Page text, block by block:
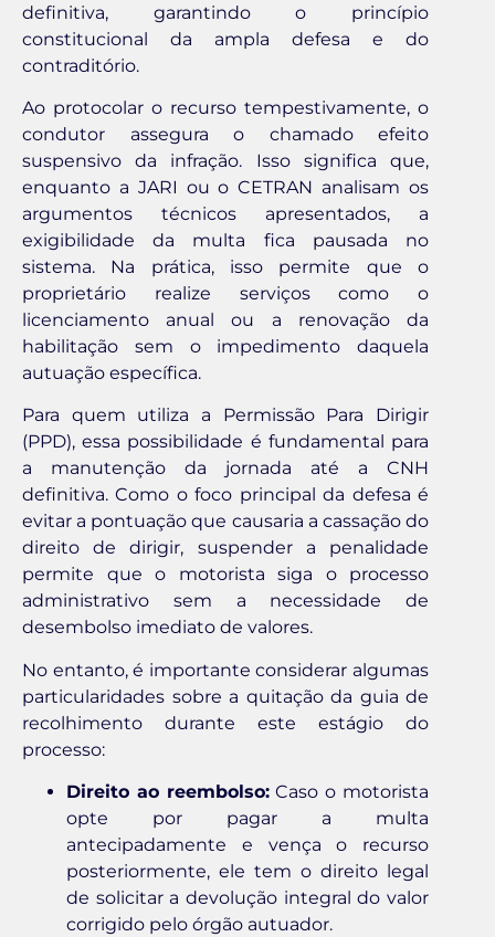
definitiva, garantindo o princípio
constitucional da ampla defesa e do
contraditório.
Ao protocolar o recurso tempestivamente, o
condutor assegura o chamado efeito
suspensivo da infração. Isso significa que,
enquanto a JARI ou o CETRAN analisam os
argumentos técnicos apresentados, a
exigibilidade da multa fica pausada no
sistema. Na prática, isso permite que o
proprietário realize serviços como o
licenciamento anual ou a renovação da
habilitação sem o impedimento daquela
autuação específica.
Para quem utiliza a Permissão Para Dirigir
(PPD), essa possibilidade é fundamental para
a manutenção da jornada até a CNH
definitiva. Como o foco principal da defesa é
evitar a pontuação que causaria a cassação do
direito de dirigir, suspender a penalidade
permite que o motorista siga o processo
administrativo sem a necessidade de
desembolso imediato de valores.
No entanto, é importante considerar algumas
particularidades sobre a quitação da guia de
recolhimento durante este estágio do
processo:
Direito ao reembolso:Caso o motorista
opte por pagar a multa
antecipadamente e vença o recurso
posteriormente, ele tem o direito legal
de solicitar a devolução integral do valor
corrigido pelo órgão autuador.